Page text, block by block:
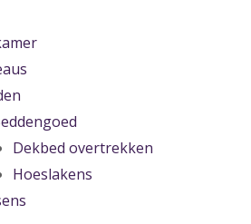
Dekbed overtrekken
Hoeslakens